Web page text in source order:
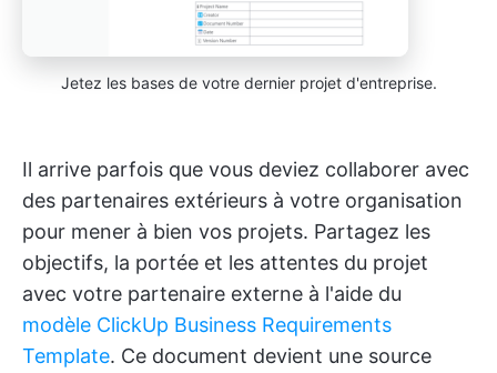
Jetez les bases de votre dernier projet d'entreprise.
Il arrive parfois que vous deviez collaborer avec
des partenaires extérieurs à votre organisation
pour mener à bien vos projets. Partagez les
objectifs, la portée et les attentes du projet
avec votre partenaire externe à l'aide du
modèle ClickUp Business Requirements
Template. Ce document devient une source